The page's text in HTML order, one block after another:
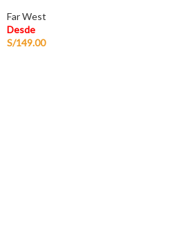
Far West
Desde
S/149.00